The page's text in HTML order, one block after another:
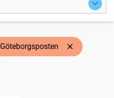
Göteborgsposten